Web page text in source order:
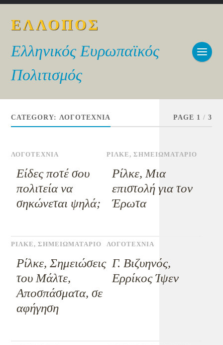
ΕΛΛΟΠΟΣ
Ελληνικός Ευρωπαϊκός
Πολιτισμός
CATEGORY:ΛΟΓΟΤΕΧΝΙΑ PAGE 1 / 3
ΛΟΓΟΤΕΧΝΙΑ
Eίδες ποτέ σου
πολιτεία να
σηκώνεται ψηλά;
ΡΙΛΚΕ, ΣΗΜΕΙΩΜΑΤΑΡΙΟ
Ρίλκε, Μια
επιστολή για τον
Έρωτα
ΡΙΛΚΕ,ΣΗΜΕΙΩΜΑΤΑΡΙΟ
Ρίλκε, Σημειώσεις
του Μάλτε,
Απoσπάσματα, σε
αφήγηση
ΛΟΓΟΤΕΧΝΙΑ
Γ. Βιζυηνός,
Ερρίκος Ίψεν